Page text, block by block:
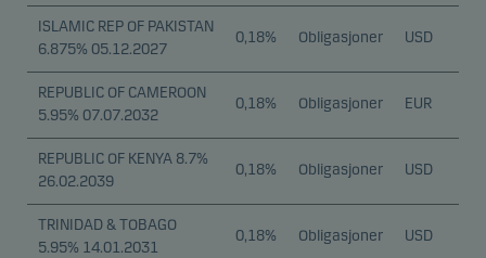
ISLAMIC REP OF PAKISTAN
6.875% 05.12.2027
0,18% Obligasjoner USD
REPUBLIC OF CAMEROON
5.95% 07.07.2032
0,18% Obligasjoner EUR
REPUBLIC OF KENYA 8.7%
26.02.2039
0,18% Obligasjoner USD
TRINIDAD & TOBAGO
5.95% 14.01.2031
0,18% Obligasjoner USD